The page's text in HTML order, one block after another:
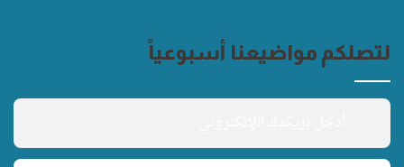
لتصلكم مواضيعنا أسبوعياً